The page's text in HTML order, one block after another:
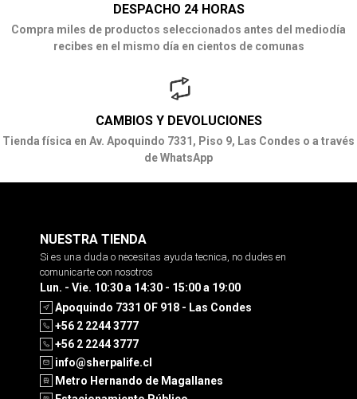
DESPACHO 24 HORAS
Compra miles de productos seleccionados antes del mediodía
recibes en el mismo día en cientos de comunas
CAMBIOS Y DEVOLUCIONES
Tienda física en Av. Apoquindo 7331, Piso 9, Las Condes o a través
de WhatsApp
NUESTRA TIENDA
Si es una duda o necesitas ayuda tecnica, no dudes en
comunicarte con nosotros
Lun. - Vie. 10:30 a 14:30 - 15:00 a 19:00
Apoquindo 7331 OF 918 - Las Condes
+56 2 2244 3777
+56 2 2244 3777
info@sherpalife.cl
Metro Hernando de Magallanes